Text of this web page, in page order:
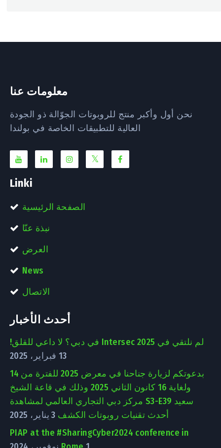
معلومات عنا
نحن أول وأكبر منتج للروبوتات الجوّالة ذو الجودة
العالية للتطبيقات الخاصة في بولندا
Linki
الصفحة الرئيسية
نبذة عنّا
العرض
News
الاتصال
أحدث الأخبار
لم نلتقي في Intersec 2025 في دبي؟ لا داعي للقلق!
13 فبراير، 2025
بدعوتكم لزيارة جناحنا في معرض 2025 للفترة من 14
ولغاية 16 كانون الثاني 2025 وذلك في قاعة الشيخ
سعيد S3-E39 مركز دبي التجاري العالمي لمشاهدة
أحدث تقنيات روبوتات الكشف 3 يناير، 2025
PIAP at the #SharingCyber2024 conference in